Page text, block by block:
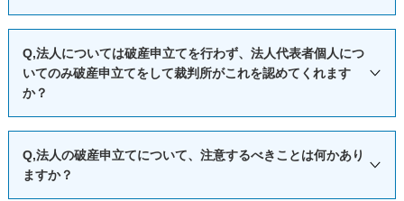
（４）法人及び法人の代表者の場合、（５）個人事業者（過
事由（浪費やギャンブル等）が存在するまたはその可能性が
高いため、免責調査を経ることが相当な場合とされていま
す。
定継承人（マンションの新しい買主）にも滞納管理費の支払
義務が承継されることになります（区分所有法８条）。
そうすると、任意売却または競売手続後に、特定承継人が
滞納管理費については、特定承継人があなたに求償請求する
可能性があります。
事情が認められる場合には、さらに免責許可決定が取り消さ
れる場合もあります。
なお、免責許可決定が確定したあとに、破産開始前に発生
権の消滅時効が完成しているかを確認することも、忘れない
で下さい。
有します。
日本の市町村に住所を有する者については、各自治体から住
民票が発行されますので、容易に入手できると思われます。
納金額は破産財団や負債等の事情を考慮して裁判所が定める
ものとされています。また、申立代理人が依頼を受けて破産
申立てに関する業務を行うためには、着手金等の弁護士費用
開始決定前に準備をする必要があります。
Q,法人については破産申立てを行わず、法人代表者個人につ
いてのみ破産申立てをして裁判所がこれを認めてくれます
か？
いう法の定めはありませんが、代表者個人のみの破産申立て
Q,法人の破産申立てについて、注意するべきことは何かあり
ますか？